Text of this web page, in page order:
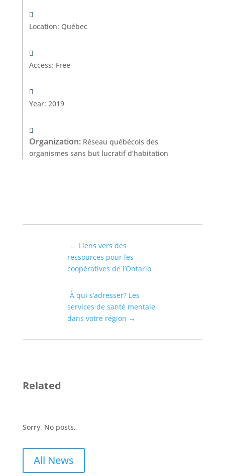
Location: Québec
Access: Free
Year: 2019
Organization: Réseau québécois des
organismes sans but lucratif d'habitation
← Liens vers des
ressources pour les
coopératives de l’Ontario
À qui s’adresser? Les
services de santé mentale
dans votre région →
Related
Sorry, No posts.
All News